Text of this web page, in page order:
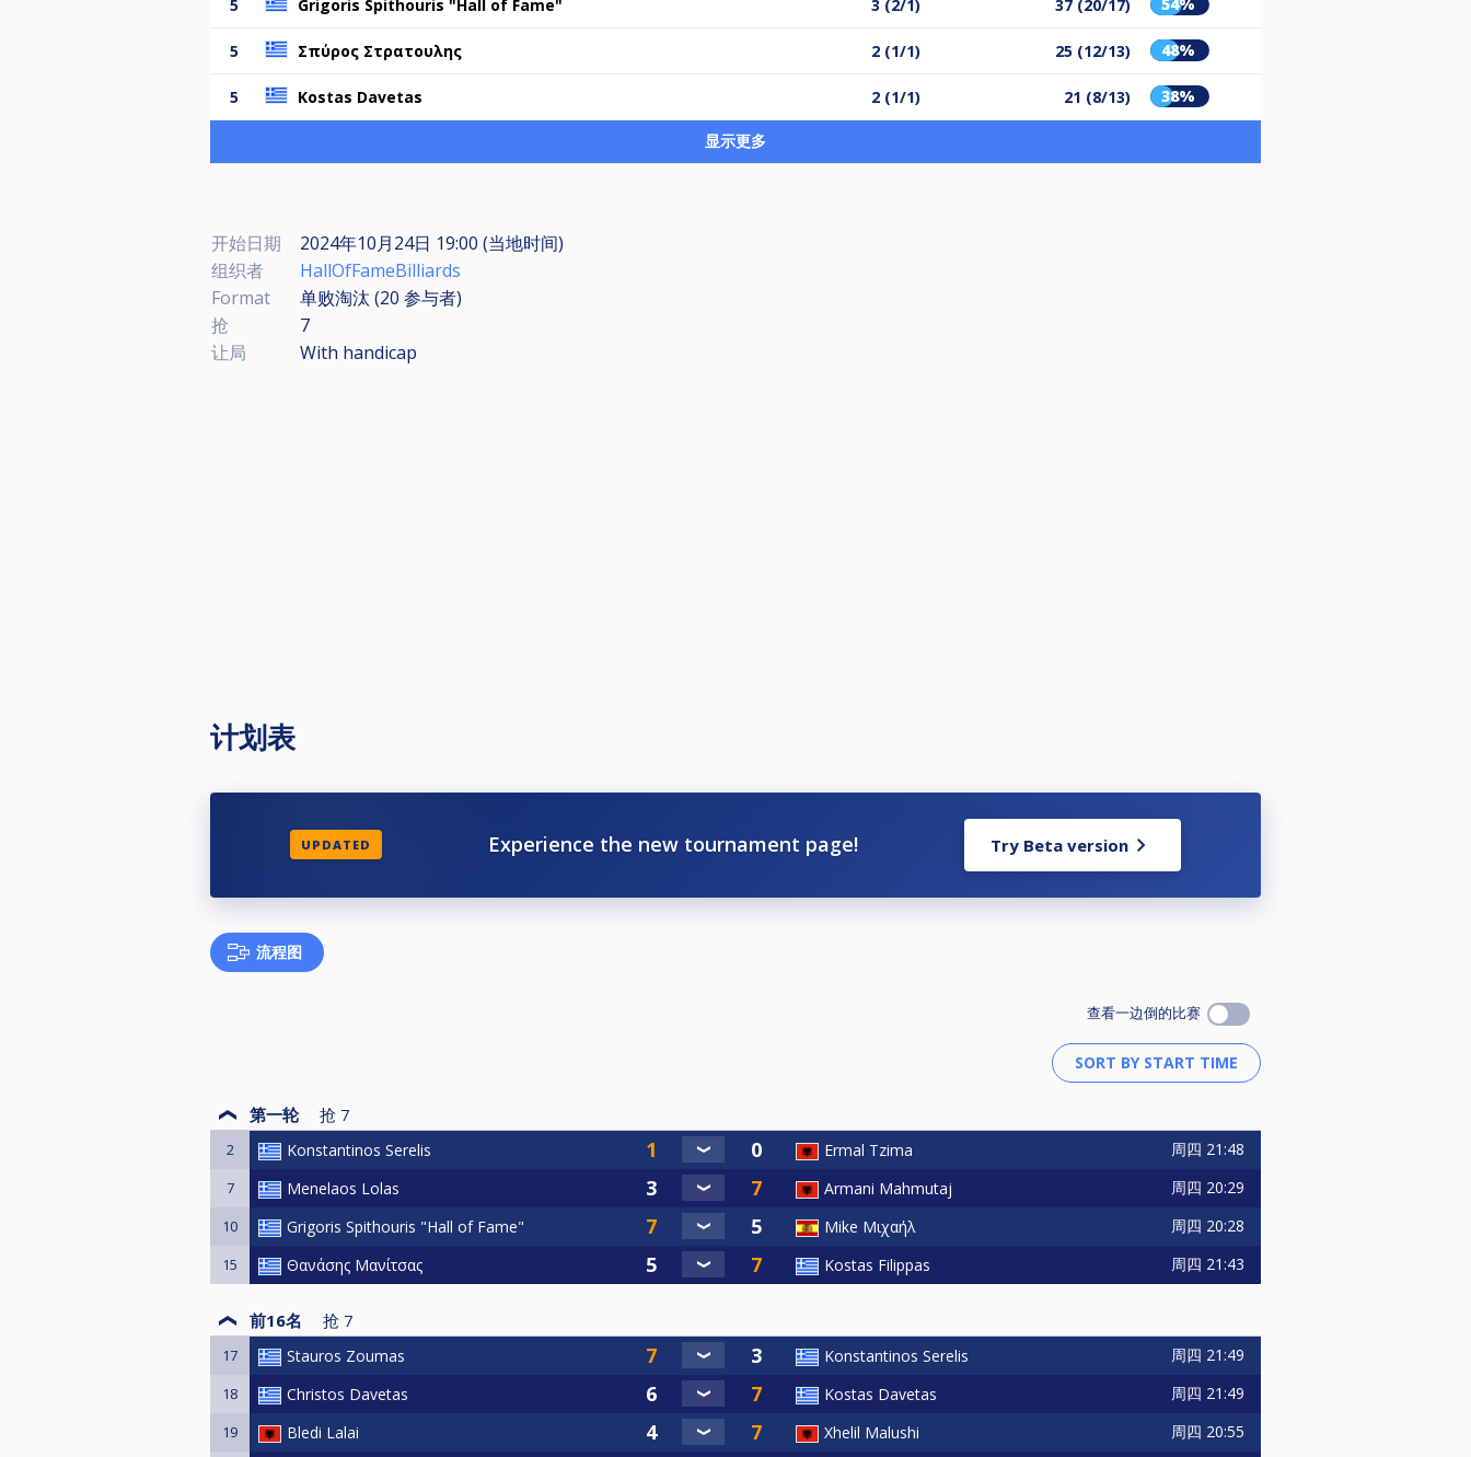
5 Grigoris Spithouris "Hall of Fame" 3 (2/1) 37 (20/17)
5 Σπύρος Στρατουλης 2 (1/1) 25 (12/13) 48%
5 Kostas Davetas 2 (1/1) 21 (8/13) 38%
显示更多
开始日期
2024年10月24日 19:00 (当地时间)
组织者
HallOfFameBilliards
Format
单败淘汰 (20 参与者)
抢
7
让局
With handicap
计划表
UPDATED Experience the new tournament page! Try Beta version
流程图
查看一边倒的比赛
第一轮 抢 7
2 Konstantinos Serelis Ermal Tzima 周四 21:48
7 Menelaos Lolas Armani Mahmutaj 周四 20:29
10 Grigoris Spithouris "Hall of Fame" Mike Μιχαήλ 周四 20:28
15 Θανάσης Μανίτσας Kostas Filippas 周四 21:43
前16名 抢 7
17 Stauros Zoumas Konstantinos Serelis 周四 21:49
18 Christos Davetas Kostas Davetas 周四 21:49
19 Bledi Lalai Xhelil Malushi 周四 20:55